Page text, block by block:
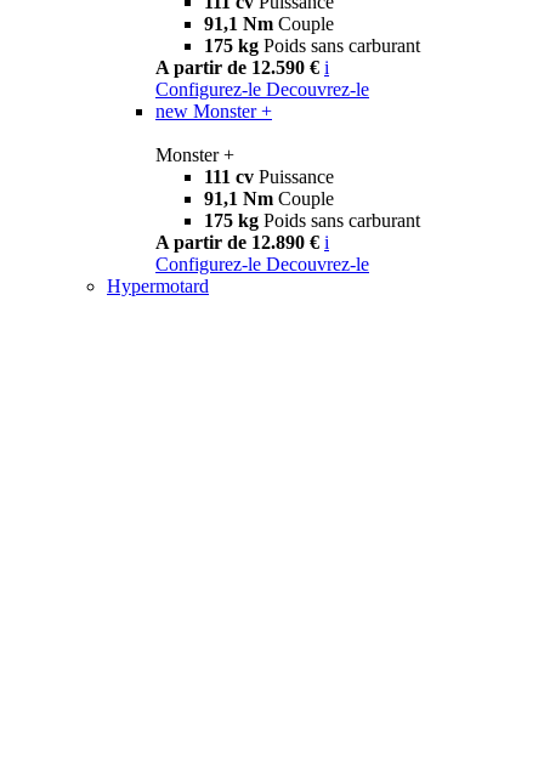
91,1 Nm Couple
175 kg Poids sans carburant
A partir de 12.590 € i
Configurez-le Decouvrez-le
new Monster +
Monster +
111 cv Puissance
91,1 Nm Couple
175 kg Poids sans carburant
A partir de 12.890 € i
Configurez-le Decouvrez-le
Hypermotard